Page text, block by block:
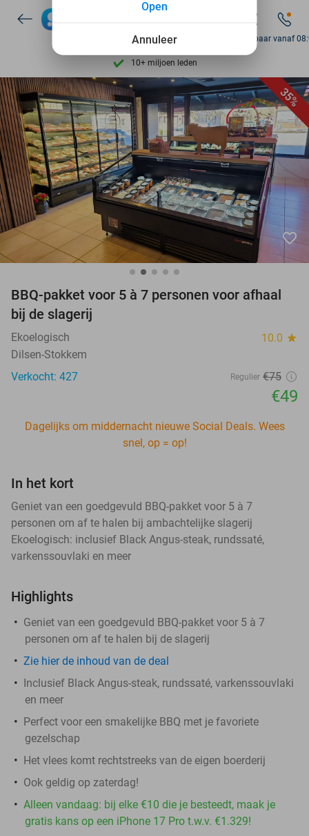
7 dagen per week beschikbaar
10+ miljoen leden
9,4 op basis van
Ontdek 15.000+ deals
7 dagen per week beschikbaar
10+ miljoen leden
Bereikbaar vanaf
35%
favorite_border
BBQ-pakket voor 5 à 7 personen voor afhaal
bij de slagerij
Ekoelogisch 10.0 star
Dilsen-Stokkem
Verkocht: 427
Regulier €75
€49
Dagelijks om middernacht nieuwe Social Deals. Wees
snel, op = op!
In het kort
Geniet van een goedgevuld BBQ-pakket voor 5 à 7
personen om af te halen bij ambachtelijke slagerij
Ekoelogisch: inclusief Black Angus-steak, rundssaté,
varkenssouvlaki en meer
Highlights
Geniet van een goedgevuld BBQ-pakket voor 5 à 7
personen om af te halen bij de slagerij
Zie hier de inhoud van de deal
Inclusief Black Angus-steak, rundssaté, varkenssouvlaki
en meer
Perfect voor een smakelijke BBQ met je favoriete
gezelschap
Het vlees komt rechtstreeks van de eigen boerderij
Ook geldig op zaterdag!
Alleen vandaag: bij elke €10 die je besteedt, maak je
gratis kans op een iPhone 17 Pro t.w.v. €1.329!
Annuleer
Open